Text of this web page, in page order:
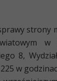
strony
w
8,
w